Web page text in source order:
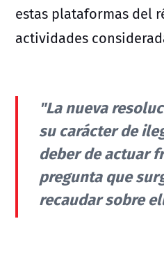
estas plataformas del
actividades
"La nueva
su carácter de
deber de actuar
pregunta que
recaudar sobre